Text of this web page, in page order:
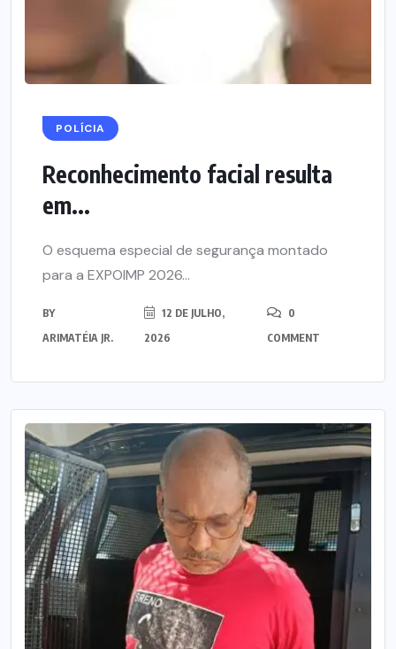
POLÍCIA
Reconhecimento facial resulta
em...
O esquema especial de segurança montado
para a EXPOIMP 2026...
BY
ARIMATÉIA JR.
12 DE JULHO,
2026
0
COMMENT